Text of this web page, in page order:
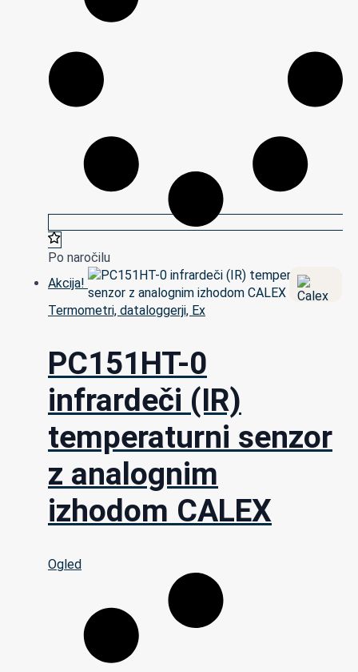
Po naročilu
Akcija!
Termometri, dataloggerji, Ex
PC151HT-0
infrardeči (IR)
temperaturni senzor
z analognim
izhodom CALEX
Ogled